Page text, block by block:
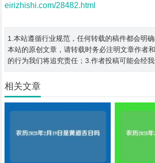
eirizhishi.com/28482.html
1.本站遵循行业规范，任何转载的稿件都会明
本站的原创文章，请转载时务必注明文章作者
的行为我们将追究责任；3.作者投稿可能会经我
相关文章